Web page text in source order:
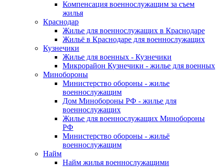
Компенсация военнослужащим за съем
жилья
Краснодар
Жилье для военнослужащих в Краснодаре
Жильё в Краснодаре для военнослужащих
Кузнечики
Жилье для военных - Кузнечики
Микрорайон Кузнечики - жилье для военных
Минобороны
Министерство обороны - жилье
военнослужащим
Дом Минобороны РФ - жилье для
военнослужащих
Жилье для военнослужащих Минобороны
РФ
Министерство обороны - жильё
военнослужащим
Найм
Найм жилья военнослужащими